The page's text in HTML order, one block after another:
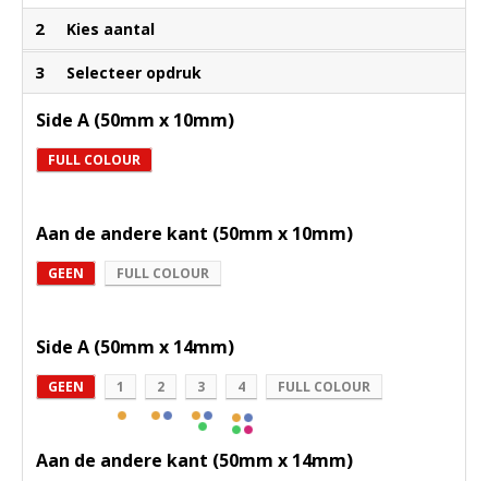
2 Kies aantal
3 Selecteer opdruk
Side A (50mm x 10mm)
FULL COLOUR
Aan de andere kant (50mm x 10mm)
GEEN FULL COLOUR
Side A (50mm x 14mm)
GEEN 1 2 3 4 FULL COLOUR
Aan de andere kant (50mm x 14mm)